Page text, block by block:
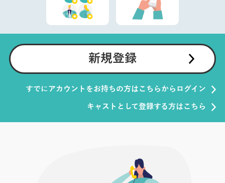
新規登録
すでにアカウントをお持ちの方はこちらからログイン
キャストとして登録する方はこちら